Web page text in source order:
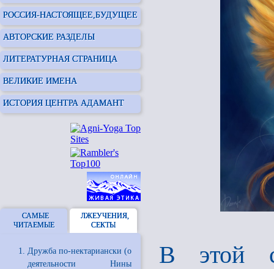
РОССИЯ-НАСТОЯЩЕЕ,БУДУЩЕЕ
АВТОРСКИЕ РАЗДЕЛЫ
ЛИТЕРАТУРНАЯ СТРАНИЦА
ВЕЛИКИЕ ИМЕНА
ИСТОРИЯ ЦЕНТРА АДАМАНТ
САМЫЕ
ЧИТАЕМЫЕ
ЛЖЕУЧЕНИЯ,
СЕКТЫ
Дружба по-нектариански (о
деятельности Нины
В этой